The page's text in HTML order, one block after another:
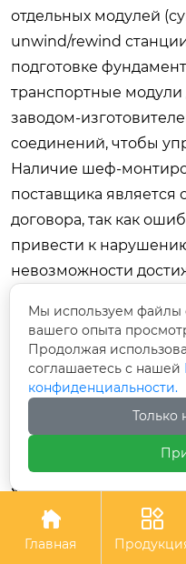
отдельных модулей
unwind/rewind
подготовке
транспортные
заводом-
соединений, чтобы
Наличие шеф-
поставщика является
договора, так как
привести к
невозможности
В этом контексте
технологического
решающим фактором
компании,
опыт с передовыми
Шэньянская научно-
«Айкес Технолоджи».
промышленном центре

Главная

Мы используем файлы
вашего опыта
Продолжая
соглашаетесь с нашей
конфиденциальности.
Только